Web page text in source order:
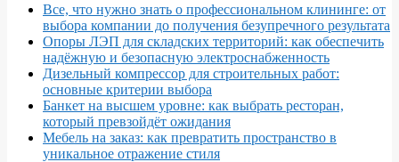
Все, что нужно знать о профессиональном клининге: от
выбора компании до получения безупречного результата
Опоры ЛЭП для складских территорий: как обеспечить
надёжную и безопасную электроснабженность
Дизельный компрессор для строительных работ:
основные критерии выбора
Банкет на высшем уровне: как выбрать ресторан,
который превзойдёт ожидания
Мебель на заказ: как превратить пространство в
уникальное отражение стиля